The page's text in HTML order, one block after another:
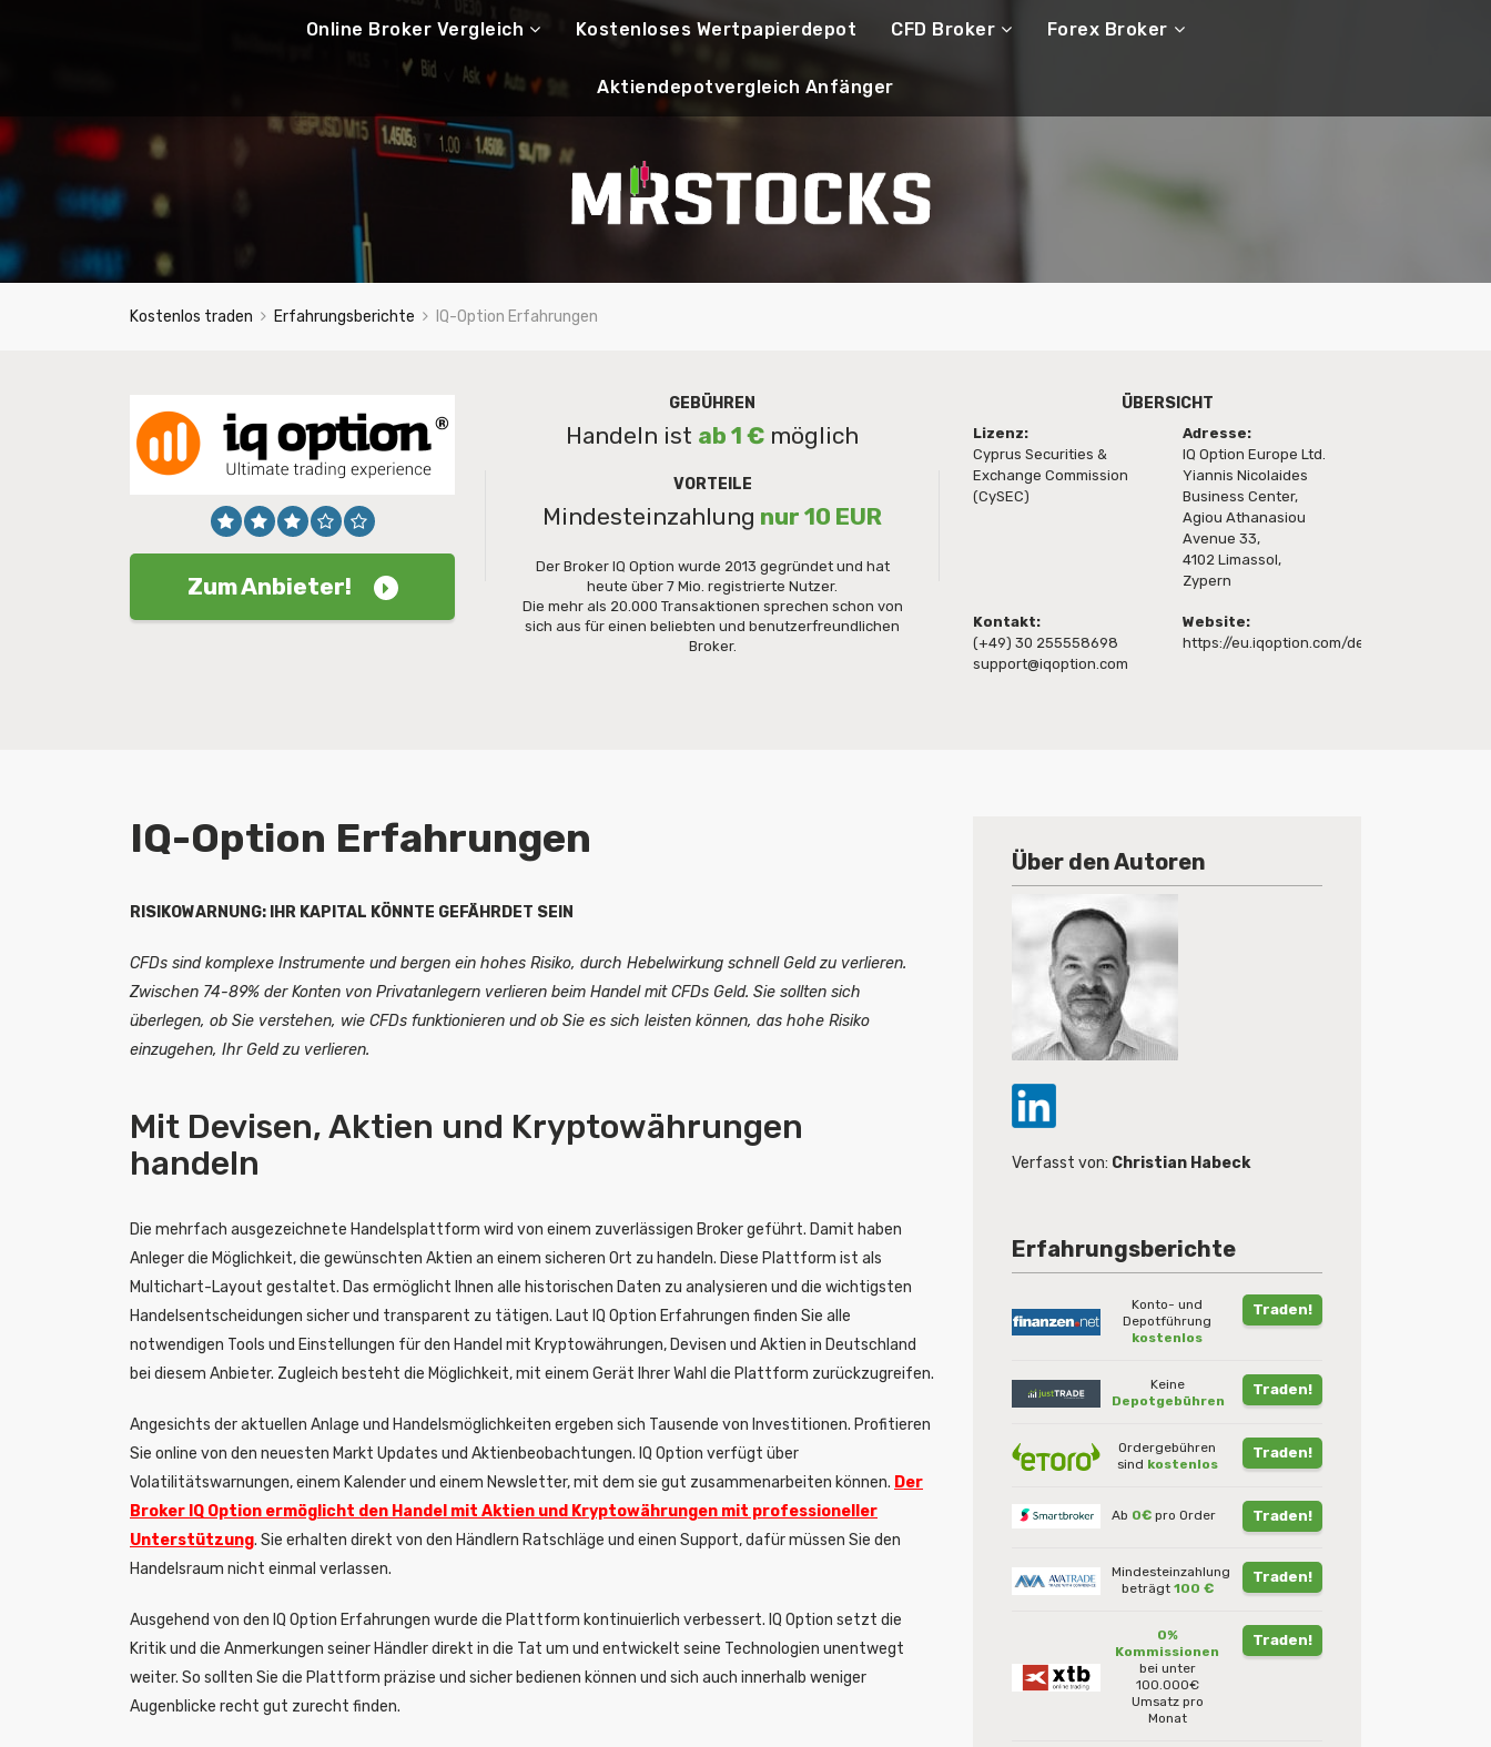
Online Broker Vergleich Kostenloses Wertpapierdepot CFD Broker Forex Broker
Aktiendepotvergleich Anfänger
Kostenlos traden Erfahrungsberichte IQ-Option Erfahrungen
Zum Anbieter!
GEBÜHREN
Handeln ist ab 1 € möglich
VORTEILE
Mindesteinzahlung nur 10 EUR
Der Broker IQ Option wurde 2013 gegründet und hat
heute über 7 Mio. registrierte Nutzer.
Die mehr als 20.000 Transaktionen sprechen schon von
sich aus für einen beliebten und benutzerfreundlichen
Broker.
ÜBERSICHT
Lizenz:
Cyprus Securities &
Exchange Commission
(CySEC)
Adresse:
IQ Option Europe Ltd.
Yiannis Nicolaides
Business Center,
Agiou Athanasiou
Avenue 33,
4102 Limassol,
Zypern
Kontakt:
(+49) 30 255558698
support@iqoption.com
Website:
https://eu.iqoption.com/de
IQ-Option Erfahrungen
RISIKOWARNUNG: IHR KAPITAL KÖNNTE GEFÄHRDET SEIN
CFDs sind komplexe Instrumente und bergen ein hohes Risiko, durch Hebelwirkung schnell Geld zu verlieren.
Zwischen 74-89% der Konten von Privatanlegern verlieren beim Handel mit CFDs Geld. Sie sollten sich
überlegen, ob Sie verstehen, wie CFDs funktionieren und ob Sie es sich leisten können, das hohe Risiko
einzugehen, Ihr Geld zu verlieren.
Mit Devisen, Aktien und Kryptowährungen
handeln
Die mehrfach ausgezeichnete Handelsplattform wird von einem zuverlässigen Broker geführt. Damit haben
Anleger die Möglichkeit, die gewünschten Aktien an einem sicheren Ort zu handeln. Diese Plattform ist als
Multichart-Layout gestaltet. Das ermöglicht Ihnen alle historischen Daten zu analysieren und die wichtigsten
Handelsentscheidungen sicher und transparent zu tätigen. Laut IQ Option Erfahrungen finden Sie alle
notwendigen Tools und Einstellungen für den Handel mit Kryptowährungen, Devisen und Aktien in Deutschland
bei diesem Anbieter. Zugleich besteht die Möglichkeit, mit einem Gerät Ihrer Wahl die Plattform zurückzugreifen.
Angesichts der aktuellen Anlage und Handelsmöglichkeiten ergeben sich Tausende von Investitionen. Profitieren
Sie online von den neuesten Markt Updates und Aktienbeobachtungen. IQ Option verfügt über
Volatilitätswarnungen, einem Kalender und einem Newsletter, mit dem sie gut zusammenarbeiten können. Der
Broker IQ Option ermöglicht den Handel mit Aktien und Kryptowährungen mit professioneller
Unterstützung. Sie erhalten direkt von den Händlern Ratschläge und einen Support, dafür müssen Sie den
Handelsraum nicht einmal verlassen.
Ausgehend von den IQ Option Erfahrungen wurde die Plattform kontinuierlich verbessert. IQ Option setzt die
Kritik und die Anmerkungen seiner Händler direkt in die Tat um und entwickelt seine Technologien unentwegt
weiter. So sollten Sie die Plattform präzise und sicher bedienen können und sich auch innerhalb weniger
Augenblicke recht gut zurecht finden.
Über den Autoren
Verfasst von: Christian Habeck
Erfahrungsberichte
Konto- und
Depotführung
kostenlos
Traden!
Keine
Depotgebühren
Traden!
Ordergebühren
sind kostenlos
Traden!
Ab 0€ pro Order Traden!
Mindesteinzahlung
beträgt 100 €
Traden!
0%
Kommissionen
bei unter
100.000€
Umsatz pro
Monat
Traden!